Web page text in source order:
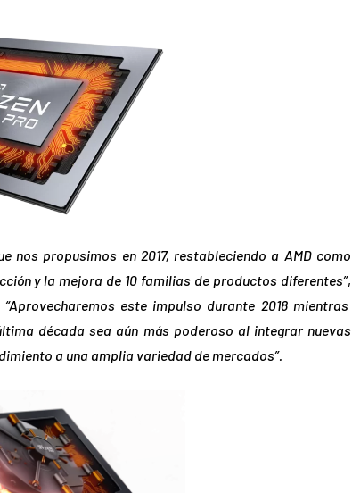
propusimos en 2017, restableciendo a AMD como
y la mejora de 10 familias de productos diferentes”,
“Aprovecharemos este impulso durante 2018 mientras
década sea aún más poderoso al integrar nuevas
a una amplia variedad de mercados”.